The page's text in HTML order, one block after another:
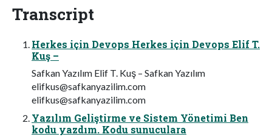
Transcript
Herkes için Devops Herkes için Devops Elif T.
Kuş –
Safkan Yazılım Elif T. Kuş – Safkan Yazılım
elifkus@safkanyazilim.com
elifkus@safkanyazilim.com
Yazılım Geliştirme ve Sistem Yönetimi Ben
kodu yazdım. Kodu sunuculara